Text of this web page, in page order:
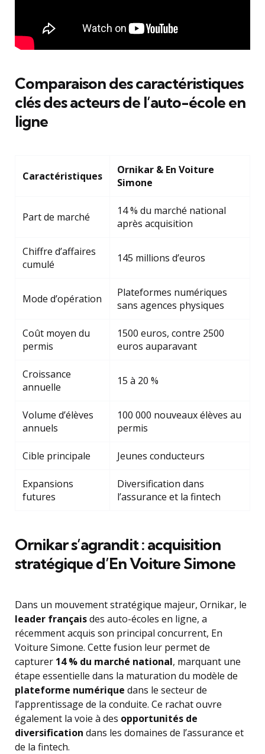
Comparaison des caractéristiques
clés des acteurs de l’auto-école en
ligne
Caractéristiques
Ornikar & En Voiture
Simone
Part de marché
14 % du marché national
après acquisition
Chiffre d’affaires
cumulé
145 millions d’euros
Mode d’opération
Plateformes numériques
sans agences physiques
Coût moyen du
permis
1500 euros, contre 2500
euros auparavant
Croissance
annuelle
15 à 20 %
Volume d’élèves
annuels
100 000 nouveaux élèves au
permis
Cible principale Jeunes conducteurs
Expansions
futures
Diversification dans
l’assurance et la fintech
Ornikar s’agrandit : acquisition
stratégique d’En Voiture Simone
Dans un mouvement stratégique majeur, Ornikar, le
leader françaisdes auto-écoles en ligne, a
récemment acquis son principal concurrent, En
Voiture Simone. Cette fusion leur permet de
capturer 14 % du marché national, marquant une
étape essentielle dans la maturation du modèle de
plateforme numérique dans le secteur de
l’apprentissage de la conduite. Ce rachat ouvre
également la voie à des opportunités de
diversification dans les domaines de l’assurance et
de la fintech.